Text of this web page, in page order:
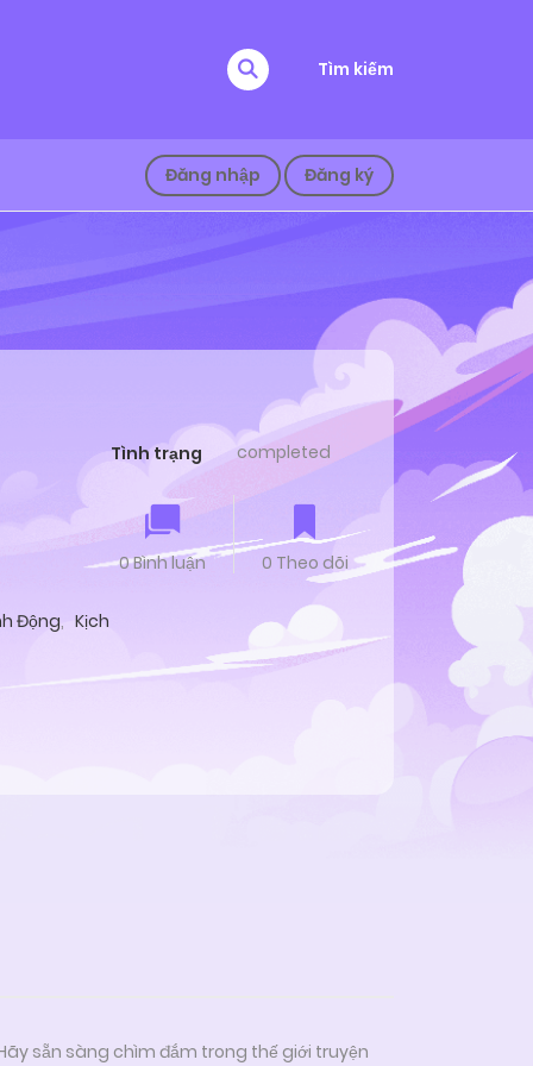
Tìm kiếm
Đăng nhập Đăng ký
Động, Kịch
Tình trạng completed
0 Bình luận 0 Theo dõi
sẵn sàng chìm đắm trong thế giới truyện